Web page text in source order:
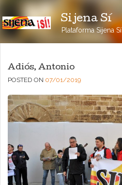
Sijena Sí
Plataforma Sijena Sí
Adiós, Antonio
POSTED ON 07/01/2019